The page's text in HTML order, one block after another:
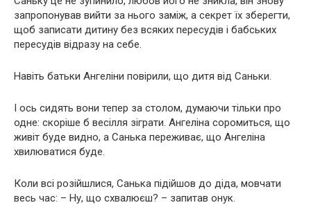
запропонував вийти за нього заміж, а секрет їх зберегти,
щоб записати дитину без всяких пересудів і бабських
пересудів відразу на себе.
Навіть батьки Ангеліни повірили, що дитя від Саньки.
І ось сидять вони тепер за столом, думаючи тільки про
одне: скоріше б весілля зіграти. Ангеліна соромиться, що
живіт буде видно, а Санька переживає, що Ангеліна
хвилюватися буде.
Коли всі розійшлися, Санька підійшов до діда, мовчати
весь час: – Ну, що схвалюєш? – запитав онук.